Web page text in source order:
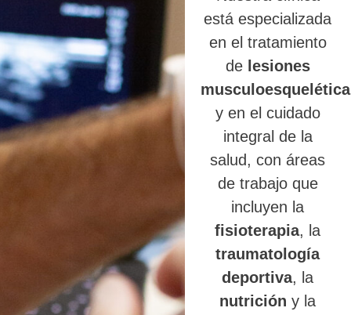
está especializada
en el tratamiento
de lesiones
y en el cuidado
integral de la
salud, con áreas
de trabajo que
incluyen la
fisioterapia, la
traumatología
deportiva, la
nutrición y la